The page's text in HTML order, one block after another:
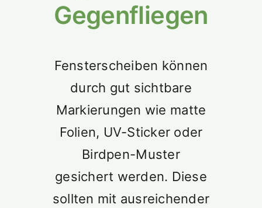
Gegenfliegen
Fensterscheiben können
durch gut sichtbare
Markierungen wie matte
Folien, UV-Sticker oder
Birdpen-Muster
gesichert werden. Diese
sollten mit ausreichender